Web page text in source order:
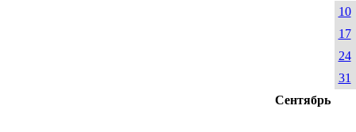
10
17
24
31
Сентябрь